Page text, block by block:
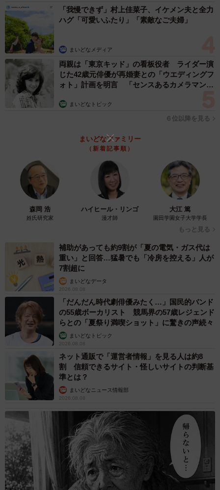
村中：ツイートが拡散されるいわゆるバズは何度か経験あ
るのですが、ここまで多くのリプライと引用リツイートが
集まったのは初めてで、自分でも驚きました。みなさんか
らいただいた反応を見ると、旅行好きの僕でも聞いたこと
もない略がたくさんあって面白かったです。
◇ ◇
読者のみなさんの地元にも省略して呼ぶのが一般的になっ
てそれぞれ。駅名の省略された呼称を一覧にしてみると見
なお今回の話題を提供してくれた村中さんは、日頃から
Twitterを通じ「日本の東西南北の端を踏破」したツイート
など地理や旅に関する情報を多数発信している。
民間人が行くことのできる日本の最東端・最西端・最南
端・最北端をすべて訪問しました！！！国境の町は、周辺
地域とのつながりを深く感じることができて面白い！
最東端：根室の納沙布岬
最西端：与那国島の西崎
最南端：波照間島の高那崎
最北端：稚内の宗谷岬 pic.twitter.com/OsV8N70ZKL
— 村中 (@ayatakaa_chan)
また、ブログ「タブレット学習ライフ」では子供一人一人
の学習状況に応じたお役立ち情報を発信しているので、ご
興味ある方はぜひチェックしていただきたい。
村中さん関連情報
Twitterアカウント： https://twitter.com/ayatakaa_chan
「我慢できず」村上佳菜子、イケメン夫と全力
ハグ「可愛いふたり」「素敵なご夫婦」
まいどなメディア
両親は「東京キッド」の看板役者 ライダー演
じた42歳元俳優が再婚妻との「ウエディングフ
ォト」計画を明言 「センスあるカメラマン求
まいどなトピック
６位以降を見る
まいどなファミリー
（新着記事順）
森岡 浩
姓氏研究家
ハイヒール・リンゴ
漫才師
大江 篤
園田学園女子大学学長
もっと見る
補助があっても約9割が「夏の電気・ガス代は
重い」と回答…猛暑でも「冷房を控える」人が
7割超に
まいどなデータ
2026.08.08
「だんだん時代劇俳優みたく…」国民的バンド
の55歳ボーカリスト 競馬界の57歳レジェンド
らとの「夏祭り満喫ショット」に驚きの声続々
まいどなトピック
2026.08.08
ネット通販で「運営者情報」を見る人は約8
割 信頼できるサイト・怪しいサイトの判断基
準とは？
まいどなニュース情報部
2026.08.08